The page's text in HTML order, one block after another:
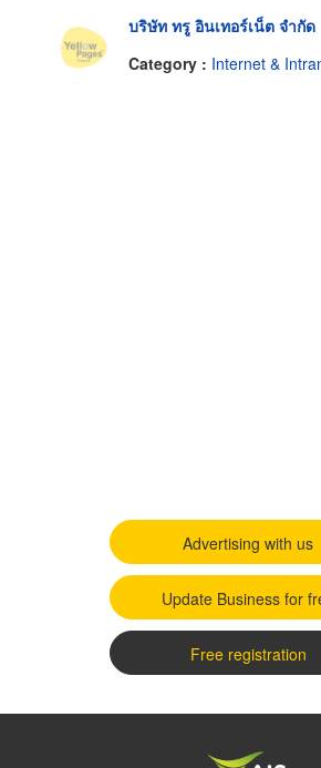
บริษัท ทรู อินเทอร์เน็ต จำกัด
Category : Internet &
Advertising with us
Update Business for
Free registration